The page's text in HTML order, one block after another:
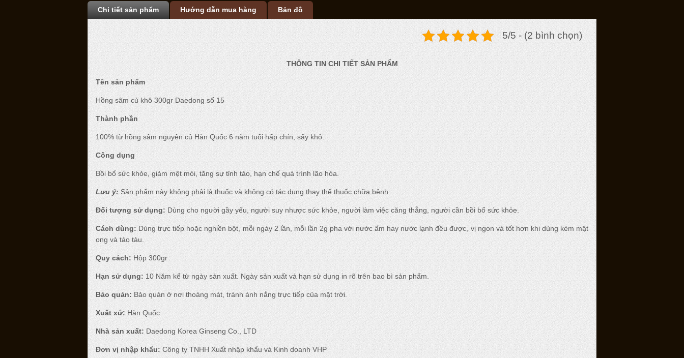
Chi tiết sản phẩm Hướng dẫn mua hàng Bản đồ
5/5 - (2 bình chọn)
THÔNG TIN CHI TIẾT SẢN PHẨM
Tên sản phẩm
Hồng sâm củ khô 300gr Daedong số 15
Thành phần
100% từ hồng sâm nguyên củ Hàn Quốc 6 năm tuổi hấp chín, sấy khô.
Công dụng
Bồi bổ sức khỏe, giảm mệt mỏi, tăng sự tỉnh táo, hạn chế quá trình lão hóa.
Lưu ý: Sản phẩm này không phải là thuốc và không có tác dụng thay thế thuốc chữa bệnh.
Đối tượng sử dụng: Dùng cho người gầy yếu, người suy nhược sức khỏe, người làm việc căng thẳng, người cần bồi bổ sức khỏe.
Cách dùng:Dùng trực tiếp hoặc nghiền bột, mỗi ngày 2 lần, mỗi lần 2g pha với nước ấm hay nước lạnh đều được, vị ngon và tốt hơn khi dùng kèm mật
ong và táo tàu.
Quy cách: Hộp 300gr
Hạn sử dụng: 10 Năm kể từ ngày sản xuất. Ngày sản xuất và hạn sử dụng in rõ trên bao bì sản phẩm.
Bảo quản: Bảo quản ở nơi thoáng mát, tránh ánh nắng trực tiếp của mặt trời.
Xuất xứ: Hàn Quốc
Nhà sản xuất: Daedong Korea Ginseng Co., LTD
Đơn vị nhập khẩu: Công ty TNHH Xuất nhập khẩu và Kinh doanh VHP